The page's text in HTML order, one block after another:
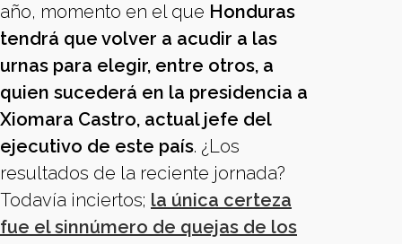
año, momento en el que Honduras
tendrá que volver a acudir a las
urnas para elegir, entre otros, a
quien sucederá en la presidencia a
Xiomara Castro, actual jefe del
ejecutivo de este país. ¿Los
resultados de la reciente jornada?
Todavía inciertos; la única certeza
fue el sinnúmero de quejas de los